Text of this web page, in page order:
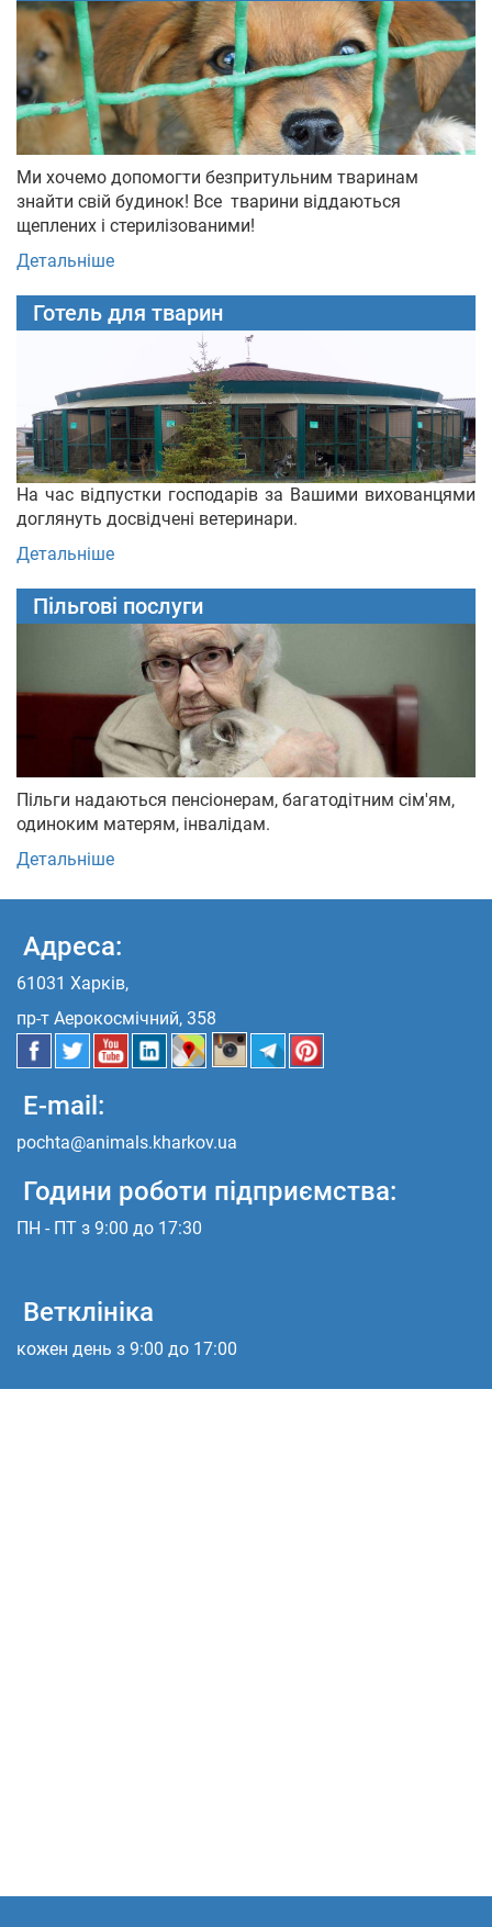
Ми хочемо допомогти безпритульним тваринам
знайти свій будинок! Все тварини віддаються
щеплених і стерилізованими!
Детальніше
Готель для тварин
На час відпустки господарів за Вашими вихованцями
доглянуть досвідчені ветеринари.
Детальніше
Пільгові послуги
Пільги надаються пенсіонерам, багатодітним сім'ям,
одиноким матерям, інвалідам.
Детальніше
Адреса:
61031 Харків,
пр-т Аерокосмічний, 358
E-mail:
pochta@animals.kharkov.ua
Години роботи підприємства:
ПН - ПТ з 9:00 до 17:30
Ветклініка
кожен день з 9:00 до 17:00